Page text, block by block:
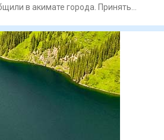
в акимате города. Принять